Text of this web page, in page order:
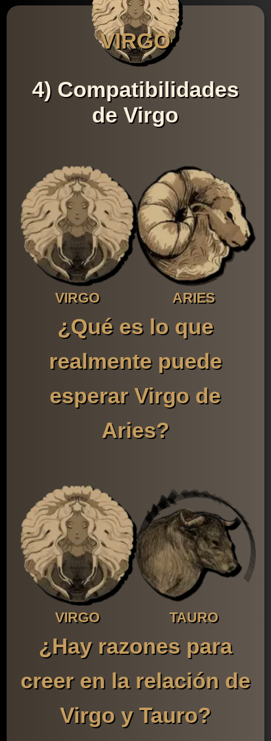
VIRGO
4) Compatibilidades
de Virgo
VIRGO ARIES
¿Qué es lo que
realmente puede
esperar Virgo de
Aries?
VIRGO TAURO
¿Hay razones para
creer en la relación de
Virgo y Tauro?